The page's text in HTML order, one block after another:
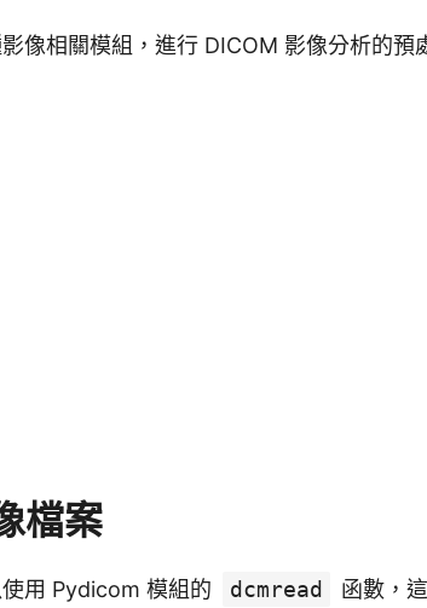
像相關模組，進行 DICOM 影像分析的預
檔案
用 Pydicom 模組的 dcmread
函數，